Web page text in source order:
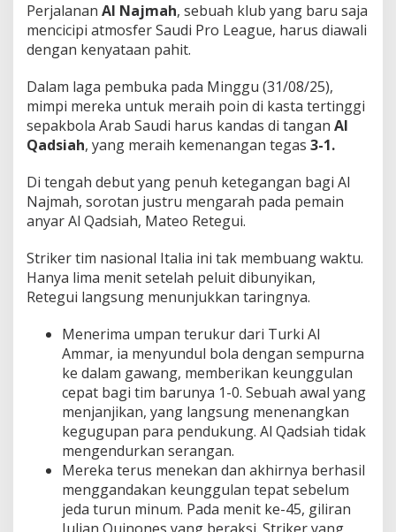
h
a
n
Perjalanan Al Najmah, sebuah klub yang baru saja
mencicipi atmosfer Saudi Pro League, harus diawali
dengan kenyataan pahit.
Dalam laga pembuka pada Minggu (31/08/25),
mimpi mereka untuk meraih poin di kasta tertinggi
sepakbola Arab Saudi harus kandas di tangan Al
Qadsiah, yang meraih kemenangan tegas 3-1.
Di tengah debut yang penuh ketegangan bagi Al
Najmah, sorotan justru mengarah pada pemain
anyar Al Qadsiah, Mateo Retegui.
Striker tim nasional Italia ini tak membuang waktu.
Hanya lima menit setelah peluit dibunyikan,
Retegui langsung menunjukkan taringnya.
Menerima umpan terukur dari Turki Al
Ammar, ia menyundul bola dengan sempurna
ke dalam gawang, memberikan keunggulan
cepat bagi tim barunya 1-0. Sebuah awal yang
menjanjikan, yang langsung menenangkan
kegugupan para pendukung. Al Qadsiah tidak
mengendurkan serangan.
Mereka terus menekan dan akhirnya berhasil
menggandakan keunggulan tepat sebelum
jeda turun minum. Pada menit ke-45, giliran